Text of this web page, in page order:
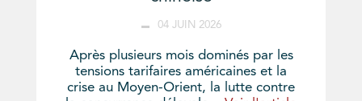
04 JUIN 2026
Après plusieurs mois dominés par les
tensions tarifaires américaines et la
crise au Moyen-Orient, la lutte contre